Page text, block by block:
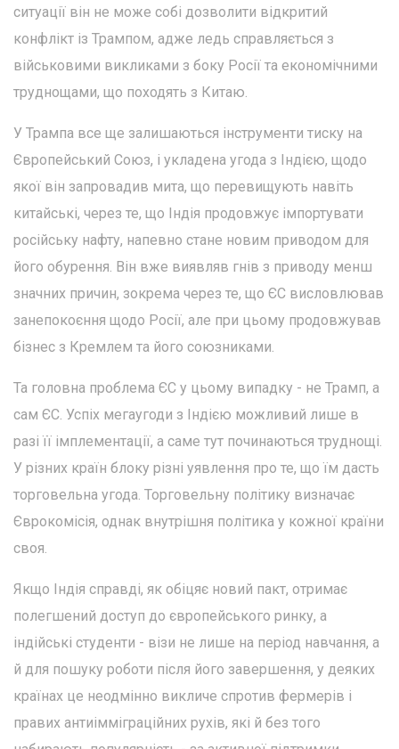
ситуації він не може собі дозволити відкритий
конфлікт із Трампом, адже ледь справляється з
військовими викликами з боку Росії та економічними
труднощами, що походять з Китаю.
У Трампа все ще залишаються інструменти тиску на
Європейський Союз, і укладена угода з Індією, щодо
якої він запровадив мита, що перевищують навіть
китайські, через те, що Індія продовжує імпортувати
російську нафту, напевно стане новим приводом для
його обурення. Він вже виявляв гнів з приводу менш
значних причин, зокрема через те, що ЄС висловлював
занепокоєння щодо Росії, але при цьому продовжував
бізнес з Кремлем та його союзниками.
Та головна проблема ЄС у цьому випадку - не Трамп, а
сам ЄС. Успіх мегаугоди з Індією можливий лише в
разі її імплементації, а саме тут починаються труднощі.
У різних країн блоку різні уявлення про те, що їм дасть
торговельна угода. Торговельну політику визначає
Єврокомісія, однак внутрішня політика у кожної країни
своя.
Якщо Індія справді, як обіцяє новий пакт, отримає
полегшений доступ до європейського ринку, а
індійські студенти - візи не лише на період навчання, а
й для пошуку роботи після його завершення, у деяких
країнах це неодмінно викличе спротив фермерів і
правих антиімміграційних рухів, які й без того